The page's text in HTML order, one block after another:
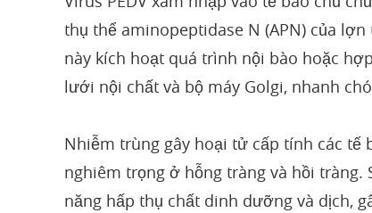
thụ thể aminopeptidase N (APN) của
này kích hoạt quá trình nội bào hoặc
lưới nội chất và bộ máy Golgi, nhanh
Nhiễm trùng gây hoại tử cấp tính các
nghiêm trọng ở hỗng tràng và hồi
năng hấp thụ chất dinh dưỡng và dịch,